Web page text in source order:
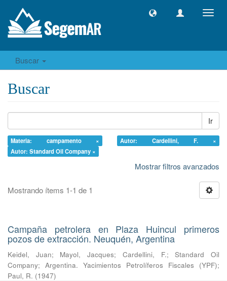
Buscar
Buscar
Ir
Materia: campamento ×
Autor: Cardellini, F. ×
Autor: Standard Oil Company ×
Mostrar filtros avanzados
Mostrando ítems 1-1 de 1
Campaña petrolera en Plaza Huincul primeros
pozos de extracción. Neuquén, Argentina
Keidel, Juan; Mayol, Jacques; Cardellini, F.;Standard Oil
Company; Argentina. Yacimientos Petrolíferos Fiscales (YPF);
Paul, R. (1947)